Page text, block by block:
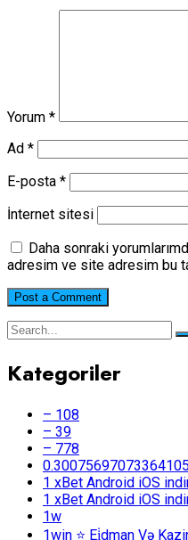
Yorum *
Ad *
E-posta *
İnternet sitesi
Daha sonraki
adresim ve site adresim bu
Kategoriler
– 108
– 39
– 778
0.30075697073364105
1 xBet Android iOS
1 xBet Android iOS
1w
1win ⭐ Ei̇dman Və